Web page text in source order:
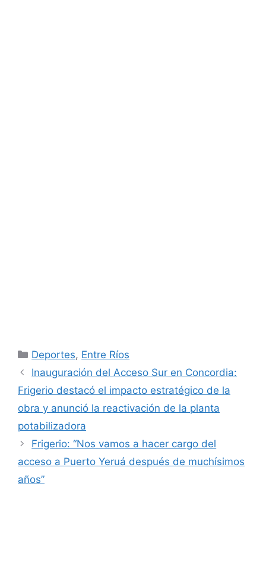
Categorías
Deportes, Entre Ríos
Inauguración del Acceso Sur en Concordia:
Frigerio destacó el impacto estratégico de la
obra y anunció la reactivación de la planta
potabilizadora
Frigerio: “Nos vamos a hacer cargo del
acceso a Puerto Yeruá después de muchísimos
años”